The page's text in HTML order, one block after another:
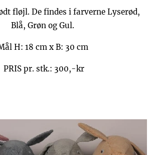
fløjl. De findes i farverne Lyserød,
Blå, Grøn og Gul.
H: 18 cm x B: 30 cm
PRIS pr. stk.: 300,-kr